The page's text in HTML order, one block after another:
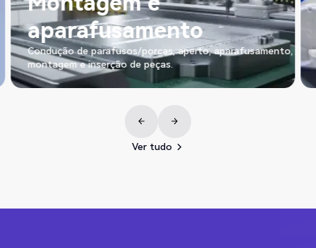
Manutenção de
máquinas
CNC, Fundição de metais, IMM, Prensa
Ver tudo